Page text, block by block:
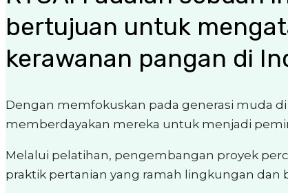
bertujuan untuk
kerawanan pangan di
Dengan memfokuskan pada generasi muda
memberdayakan mereka untuk menjadi
Melalui pelatihan, pengembangan proyek
praktik pertanian yang ramah lingkungan dan